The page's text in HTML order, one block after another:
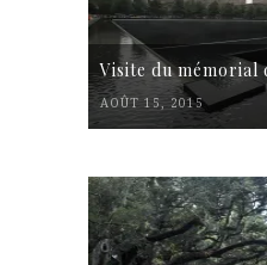
Visite du mémorial
AOÛT 15, 2015